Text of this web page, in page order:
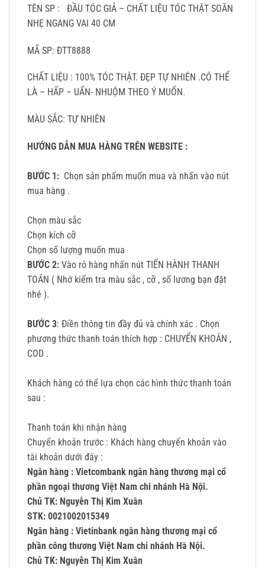
TÊN SP : ĐẦU TÓC GIẢ – CHẤT LIỆU TÓC THẬT SOĂN
NHẸ NGANG VAI 40 CM
MÃ SP: ĐTT8888
CHẤT LIỆU : 100% TÓC THẬT. ĐẸP TỰ NHIÊN .CÓ THỂ
LÀ – HẤP – UẤN- NHUỘM THEO Ý MUỐN.
MÀU SẮC: TỰ NHIÊN
HƯỚNG DẪN MUA HÀNG TRÊN WEBSITE :
BƯỚC 1: Chọn sản phẩm muốn mua và nhấn vào nút
mua hàng .
Chọn màu sắc
Chọn kích cỡ
Chọn số lượng muốn mua
BƯỚC 2: Vào rỏ hàng nhấn nút TIẾN HÀNH THANH
TOÁN ( Nhớ kiểm tra màu sắc , cỡ , số lương bạn đặt
nhé ).
BƯỚC 3: Điền thông tin đầy đủ và chính xác . Chọn
phương thức thanh toán thích hợp : CHUYỂN KHOẢN ,
COD .
Khách hàng có thể lựa chọn các hình thức thanh toán
sau :
Thanh toán khi nhận hàng
Chuyển khoản trước : Khách hàng chuyển khoản vào
tài khoản dưới đây :
Ngân hàng : Vietcombank ngân hàng thương mại cổ
phần ngoại thương Việt Nam chi nhánh Hà Nội.
Chủ TK: Nguyễn Thị Kim Xuân
STK: 0021002015349
Ngân hàng : Vietinbank ngân hàng thương mại cổ
phần công thương Việt Nam chi nhánh Hà Nội.
Chủ TK: Nguyễn Thị Kim Xuân